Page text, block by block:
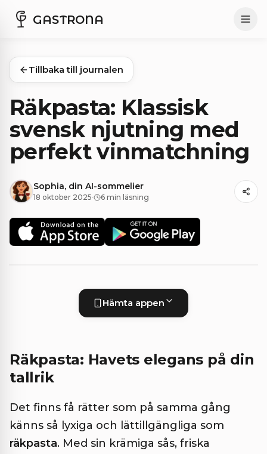
GASTRONA
Tillbaka till journalen
Räkpasta: Klassisk
svensk njutning med
perfekt vinmatchning
Sophia, din AI-sommelier
18 oktober 2025· 6 min läsning
Hämta appen
Räkpasta: Havets elegans på din
tallrik
Det finns få rätter som på samma gång
känns så lyxiga och lättillgängliga som
räkpasta. Med sin krämiga sås, friska